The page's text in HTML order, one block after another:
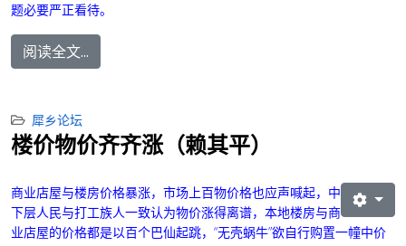
题必要严正看待。
阅读全文...
犀乡论坛
楼价物价齐齐涨（赖其平）
商业店屋与楼房价格暴涨，市场上百物价格也应声喊起，中
下层人民与打工族人一致认为物价涨得离谱，本地楼房与商
业店屋的价格都是以百个巴仙起跳，“无壳蜗牛”欲自行购置一幢中价